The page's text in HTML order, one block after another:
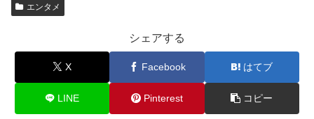
エンタメ
シェアする
X Facebook はてブ
LINE Pinterest コピー